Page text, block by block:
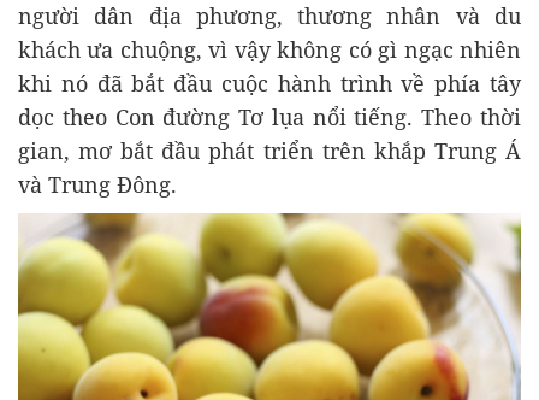
người dân địa phương, thương nhân và du
khách ưa chuộng, vì vậy không có gì ngạc nhiên
khi nó đã bắt đầu cuộc hành trình về phía tây
dọc theo Con đường Tơ lụa nổi tiếng. Theo thời
gian, mơ bắt đầu phát triển trên khắp Trung Á
và Trung Đông.